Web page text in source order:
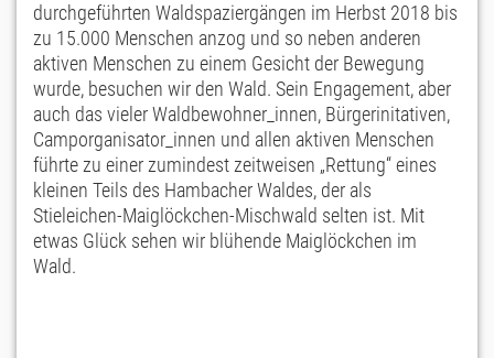
durchgeführten Waldspaziergängen im Herbst 2018 bis
zu 15.000 Menschen anzog und so neben anderen
aktiven Menschen zu einem Gesicht der Bewegung
wurde, besuchen wir den Wald. Sein Engagement, aber
auch das vieler Waldbewohner_innen, Bürgerinitativen,
Camporganisator_innen und allen aktiven Menschen
führte zu einer zumindest zeitweisen „Rettung“ eines
kleinen Teils des Hambacher Waldes, der als
Stieleichen-Maiglöckchen-Mischwald selten ist. Mit
etwas Glück sehen wir blühende Maiglöckchen im
Wald.